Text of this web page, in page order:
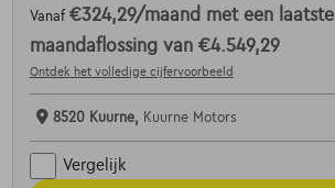
Vanaf €324,29/maand met een laatste
maandaflossing van €4.549,29
Ontdek het volledige cijfervoorbeeld
8520 Kuurne, Kuurne Motors
Vergelijk